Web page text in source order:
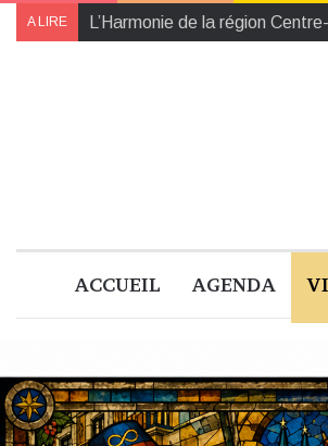
A LIRE À Blois, la Librairie Médicis
ACCUEIL AGENDA